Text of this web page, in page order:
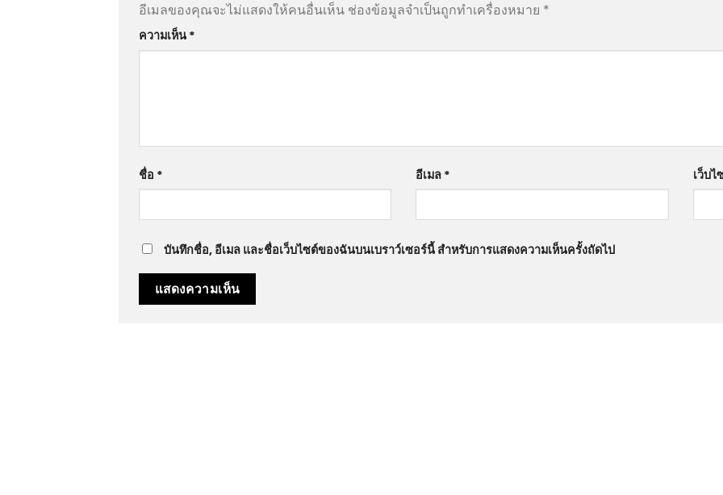
อีเมลของคุณจะไม่แสดงให้คนอื่นเห็น ช่องข้อมูลจำเป็นถูกทำเครื่องหมาย *
ความเห็น *
ชื่อ * อีเมล * เว็บไ
บันทึกชื่อ, อีเมล และชื่อเว็บไซต์ของฉันบนเบราว์เซอร์นี้ สำหรับการแสดงความเห็นครั้งถัดไป